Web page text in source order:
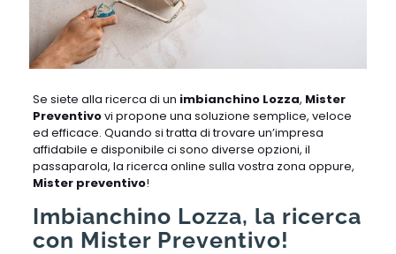
Se siete alla ricerca di un imbianchino Lozza, Mister
Preventivovi propone una soluzione semplice, veloce
ed efficace. Quando si tratta di trovare un’impresa
affidabile e disponibile ci sono diverse opzioni, il
passaparola, la ricerca online sulla vostra zona oppure,
Mister preventivo!
Imbianchino Lozza, la ricerca
con Mister Preventivo!